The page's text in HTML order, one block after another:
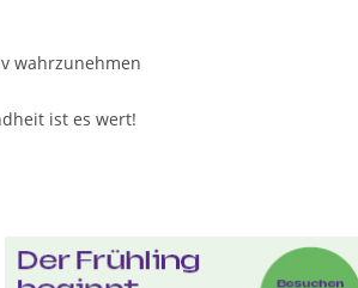
wahrzunehmen
ist es wert!